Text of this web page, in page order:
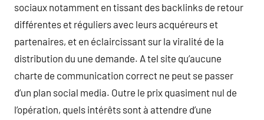
sociaux notamment en tissant des backlinks de retour
différentes et réguliers avec leurs acquéreurs et
partenaires, et en éclaircissant sur la viralité de la
distribution du une demande. A tel site qu’aucune
charte de communication correct ne peut se passer
d’un plan social media. Outre le prix quasiment nul de
l’opération, quels intérêts sont à attendre d’une